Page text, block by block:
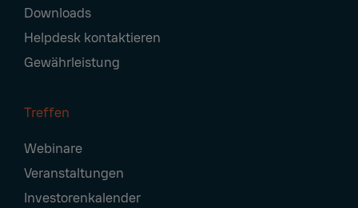
Downloads
Helpdesk kontaktieren
Gewährleistung
Treffen
Webinare
Veranstaltungen
Investorenkalender